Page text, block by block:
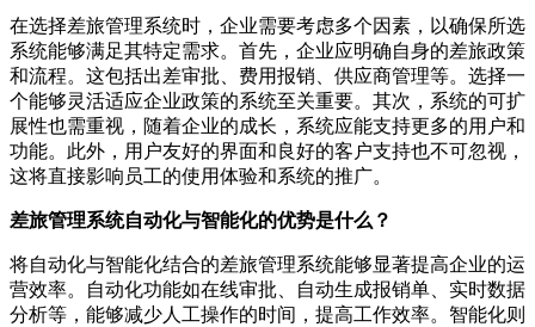
在选择差旅管理系统时，企业需要考虑多个因素，以确保所选
系统能够满足其特定需求。首先，企业应明确自身的差旅政策
和流程。这包括出差审批、费用报销、供应商管理等。选择一
个能够灵活适应企业政策的系统至关重要。其次，系统的可扩
展性也需重视，随着企业的成长，系统应能支持更多的用户和
功能。此外，用户友好的界面和良好的客户支持也不可忽视，
这将直接影响员工的使用体验和系统的推广。
差旅管理系统自动化与智能化的优势是什么？
将自动化与智能化结合的差旅管理系统能够显著提高企业的运
营效率。自动化功能如在线审批、自动生成报销单、实时数据
分析等，能够减少人工操作的时间，提高工作效率。智能化则